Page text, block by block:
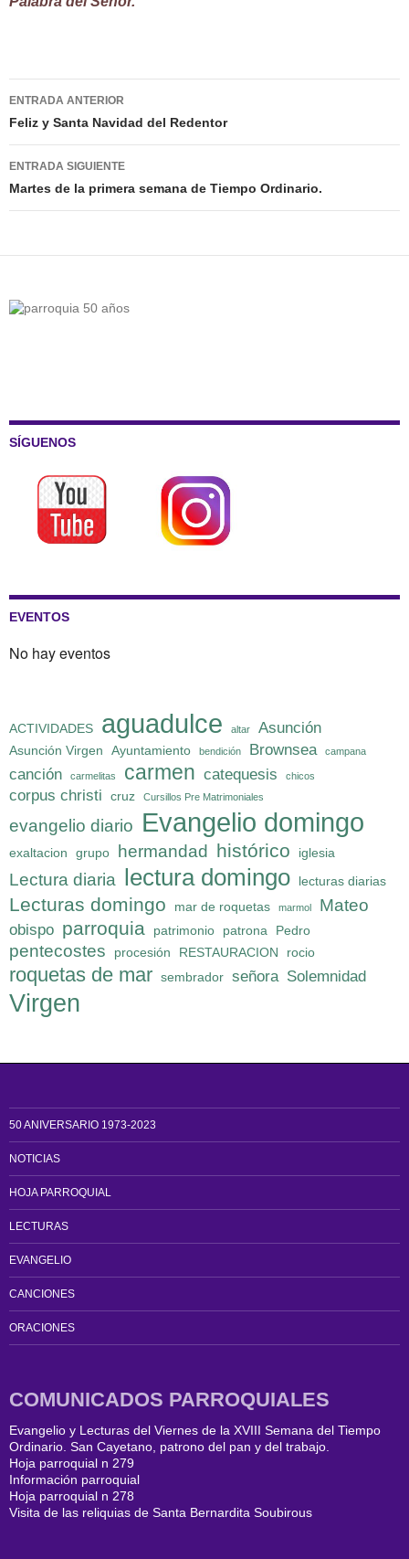
Navegación
de
entradas
ENTRADA ANTERIOR
Feliz y Santa Navidad del Redentor
ENTRADA SIGUIENTE
Martes de la primera semana de Tiempo Ordinario.
SÍGUENOS
EVENTOS
No hay eventos
ACTIVIDADES aguadulce altar Asunción
Asunción Virgen Ayuntamiento bendición Brownsea campana
canción carmelitas carmen catequesis chicos
corpus christi cruz Cursillos Pre Matrimoniales
evangelio diario Evangelio domingo
exaltacion grupo hermandad histórico iglesia
Lectura diaria lectura domingo lecturas diarias
Lecturas domingo mar de roquetas marmol Mateo
obispo parroquia patrimonio patrona Pedro
pentecostes procesión RESTAURACION rocio
roquetas de mar sembrador señora Solemnidad
Virgen
50 ANIVERSARIO 1973-2023
NOTICIAS
HOJA PARROQUIAL
LECTURAS
EVANGELIO
CANCIONES
ORACIONES
COMUNICADOS PARROQUIALES
Evangelio y Lecturas del Viernes de la XVIII Semana del Tiempo
Ordinario. San Cayetano, patrono del pan y del trabajo.
Hoja parroquial n 279
Información parroquial
Hoja parroquial n 278
Visita de las reliquias de Santa Bernardita Soubirous